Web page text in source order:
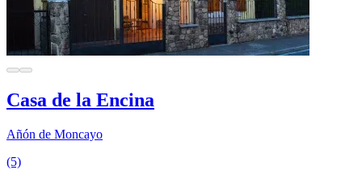
Casa de la Encina
Añón de Moncayo
(5)